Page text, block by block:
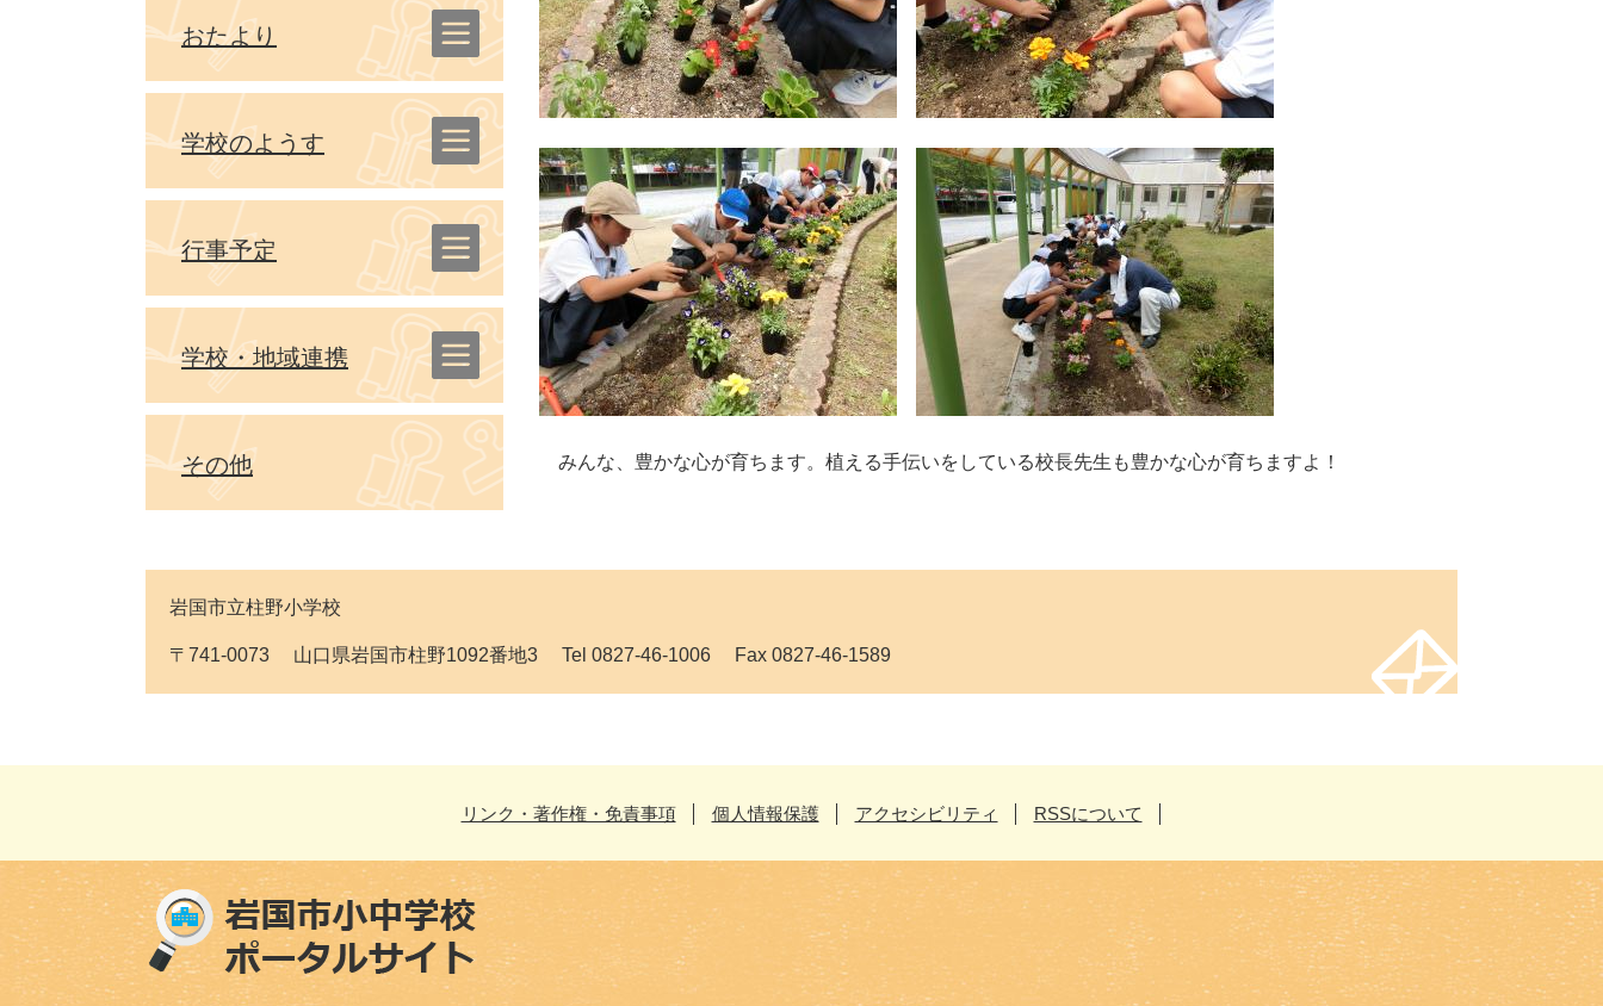
みんな、豊かな心が育ちます。植える手伝いをしている校長先生も豊かな心が育ちますよ！
おたより
学校のようす
行事予定
学校・地域連携
その他
岩国市立柱野小学校
〒741-0073 山口県岩国市柱野1092番地3 Tel 0827-46-1006 Fax 0827-46-1589
リンク・著作権・免責事項 個人情報保護 アクセシビリティ RSSについて